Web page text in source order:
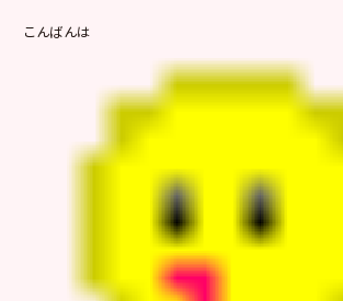
こんばんは